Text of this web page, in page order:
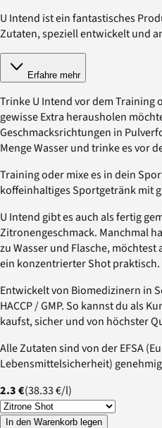
U Intend ist ein fantastisches
Zutaten, speziell entwickelt und
Erfahre mehr
Trinke U Intend vor dem Training
gewisse Extra herausholen
Geschmacksrichtungen in
Menge Wasser und trinke es vor
Training oder mixe es in dein
koffeinhaltiges Sportgetränk mit
U Intend gibt es auch als fertig
Zitronengeschmack. Manchmal
zu Wasser und Flasche,
ein konzentrierter Shot praktisch.
Entwickelt von Biomedizinern in
HACCP / GMP. So kannst du als
kaufst, sicher und von höchster
Alle Zutaten sind von der EFSA
Lebensmittelsicherheit)
2.3 €(38.33 €/l)
In den Warenkorb legen